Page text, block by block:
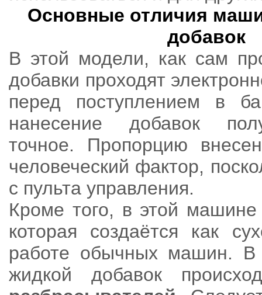
Основные отличия
добавок
В этой модели, как сам
добавки проходят
перед поступлением в
нанесение добавок
точное. Пропорцию
человеческий фактор,
с пульта управления.
Кроме того, в этой
которая создаётся как
работе обычных машин. В
жидкой добавок